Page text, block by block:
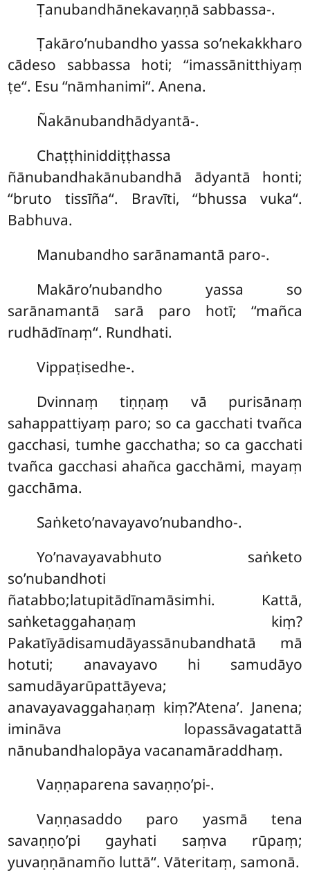
Ṭanubandhānekavaṇṇā sabbassa-.
Ṭakāro’nubandho yassa so’nekakkharo
cādeso sabbassa hoti; ‘‘imassānitthiyaṃ
ṭe‘‘. Esu ‘‘nāmhanimi‘‘. Anena.
Ñakānubandhādyantā-.
Chaṭṭhiniddiṭṭhassa
ñānubandhakānubandhā ādyantā honti;
‘‘bruto tissīña‘‘. Bravīti, ‘‘bhussa vuka‘‘.
Babhuva.
Manubandho sarānamantā paro-.
Makāro’nubandho yassa so
sarānamantā sarā paro hotī; ‘‘mañca
rudhādīnaṃ‘‘. Rundhati.
Vippaṭisedhe-.
Dvinnaṃ tiṇṇaṃ vā purisānaṃ
sahappattiyaṃ paro; so ca gacchati tvañca
gacchasi, tumhe gacchatha; so ca gacchati
tvañca gacchasi ahañca gacchāmi, mayaṃ
gacchāma.
Saṅketo’navayavo’nubandho-.
Yo’navayavabhuto saṅketo
so’nubandhoti
ñatabbo;latupitādīnamāsimhi. Kattā,
saṅketaggahaṇaṃ kiṃ?
Pakatīyādisamudāyassānubandhatā mā
hotuti; anavayavo hi samudāyo
samudāyarūpattāyeva;
anavayavaggahaṇaṃ kiṃ?’Atena’. Janena;
imināva lopassāvagatattā
nānubandhalopāya vacanamāraddhaṃ.
Vaṇṇaparena savaṇṇo’pi-.
Vaṇṇasaddo paro yasmā tena
savaṇṇo’pi gayhati saṃva rūpaṃ;
yuvaṇṇānamño luttā‘‘. Vāteritaṃ, samonā.